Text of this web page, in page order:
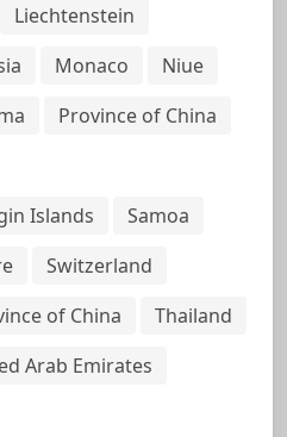
Liechtenstein
Monaco
Niue
Province of China
Islands
Samoa
Switzerland
of China
Thailand
Arab Emirates